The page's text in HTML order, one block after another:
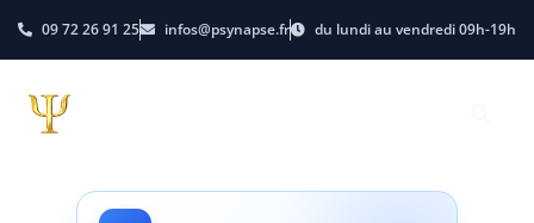
09 72 26 91 25 infos@psynapse.fr du lundi au vendredi 09h-19h